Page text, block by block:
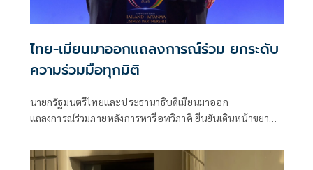
ไทย-เมียนมาออกแถลงการณ์ร่วม ยกระดับ
ความร่วมมือทุกมิติ
นายกรัฐมนตรีไทยและประธานาธิบดีเมียนมาออก
แถลงการณ์ร่วมภายหลังการหารือทวิภาคี ยืนยันเดินหน้าขยาย
ปราบปรามอาชญากรรมข้ามชา